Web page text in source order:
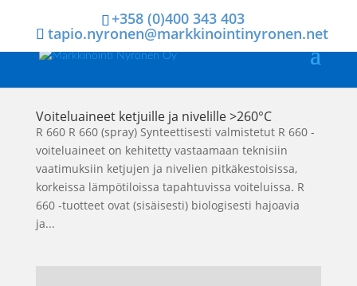
+358 (0)400 343 403
tapio.nyronen@markkinointinyronen.net
Voiteluaineet ketjuille ja nivelille >260°C
R 660 R 660 (spray) Synteettisesti valmistetut R 660 -
voiteluaineet on kehitetty vastaamaan teknisiin
vaatimuksiin ketjujen ja nivelien pitkäkestoisissa,
korkeissa lämpötiloissa tapahtuvissa voiteluissa. R
660 -tuotteet ovat (sisäisesti) biologisesti hajoavia
ja...